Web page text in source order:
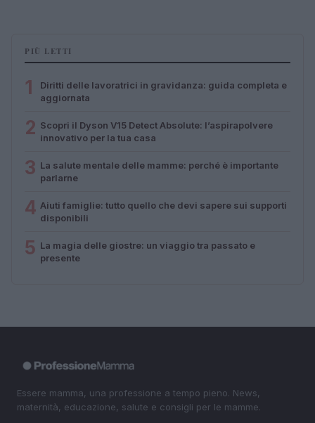
PIÙ LETTI
1
Diritti delle lavoratrici in gravidanza: guida completa e
aggiornata
2 Scopri il Dyson V15 Detect Absolute: l’aspirapolvere
innovativo per la tua casa
3 La salute mentale delle mamme: perché è importante
parlarne
4 Aiuti famiglie: tutto quello che devi sapere sui supporti
disponibili
5 La magia delle giostre: un viaggio tra passato e
presente
Essere mamma, una professione a tempo pieno. News,
maternità, educazione, salute e consigli per le mamme.